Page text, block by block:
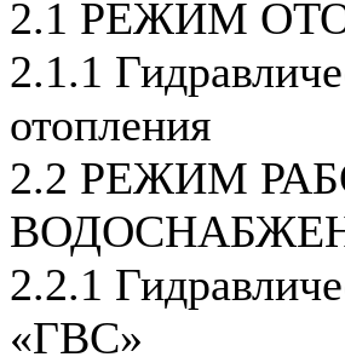
2.1 РЕЖИМ
2.1.1
отопления
2.2 РЕЖИМ
2.2.1
«ГВС»